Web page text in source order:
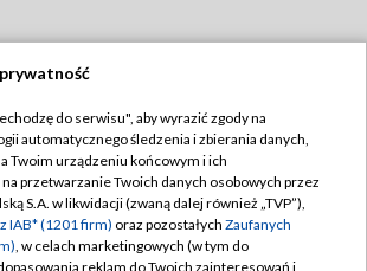
TVP
TVP
Regulamin TVP
Polityka prywatności
Moje zgody
do serwisu", aby wyrazić zgody na
automatycznego śledzenia i zbierania danych,
Twoim urządzeniu końcowym i ich
przetwarzanie Twoich danych osobowych przez
S.A. w likwidacji (zwaną dalej również „TVP”),
IAB* (1201 firm) oraz pozostałych Zaufanych
, w celach marketingowych (w tym do
reklam do Twoich zainteresowań i